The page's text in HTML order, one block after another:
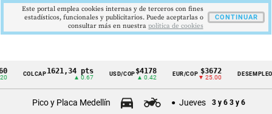
Cintillo
COLCAP1621,34 pts
▲ 0.67
USD/COP$4178
▲ 0.42
EUR/COP $3672
▼ 25.00
DESEMPLEO9,9
▼
Pico y Placa Medellín Jueves 3 y 6 3 y 6
Este portal emplea cookies internas y de terceros con fines
estadísticos, funcionales y publicitarios. Puede aceptarlas o
consultar más en nuestra politica de cookies
CONTINUAR